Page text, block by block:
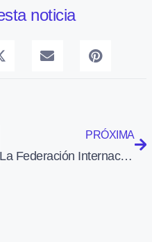
noticia
PRÓXIMA
La Federación Internacional de Asociaciones de Pilotos de Líneas Aéreas celebra su 70 conferencia en Madrid